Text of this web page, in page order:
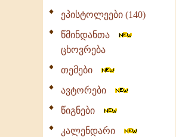
ეპისტოლეები (140)
წმინდანთა
ცხოვრება
თემები
ავტორები
წიგნები
კალენდარი